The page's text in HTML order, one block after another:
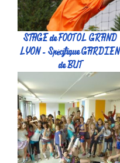
STAGE de FOOT OL GRAND
LYON - Spécifique GARDIEN
de BUT